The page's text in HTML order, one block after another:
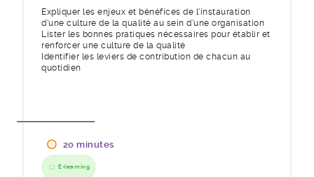
Expliquer les enjeux et bénéfices de l'instauration
d'une culture de la qualité au sein d'une organisation
Lister les bonnes pratiques nécessaires pour établir et
renforcer une culture de la qualité
Identifier les leviers de contribution de chacun au
quotidien
20 minutes
E-learning